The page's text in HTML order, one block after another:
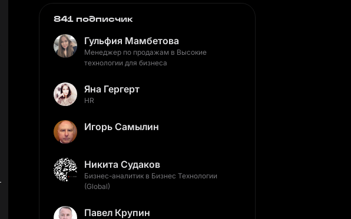
841 подписчик
Гульфия Мамбетова
Менеджер по продажам в Высокие
технологии для бизнеса
Яна Гергерт
HR
Игорь Самылин
Никита Судаков
Бизнес-аналитик в Бизнес Технологии
(Global)
Павел Крупин